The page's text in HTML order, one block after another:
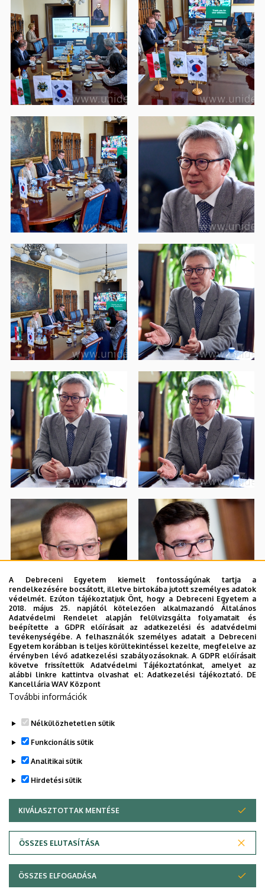
Adatvédelem
Copyright © 2026 Unideb
A Debreceni Egyetem kiemelt fontosságúnak tartja a
rendelkezésére bocsátott, illetve birtokába jutott személyes adatok
védelmét. Ezúton tájékoztatjuk Önt, hogy a Debreceni Egyetem a
2018. május 25. napjától kötelezően alkalmazandó Általános
Adatvédelmi Rendelet alapján felülvizsgálta folyamatait és
beépítette a GDPR előírásait az adatkezelési és adatvédelmi
tevékenységébe. A felhasználók személyes adatait a Debreceni
Egyetem korábban is teljes körültekintéssel kezelte, megfelelve az
érvényben lévő adatkezelési szabályozásoknak. A GDPR előírásait
követve frissítettük Adatvédelmi Tájékoztatónkat, amelyet az
alábbi linkre kattintva olvashat el:Adatkezelési tájékoztató. DE
Kancellária WAV Központ
További információk
Nélkülözhetetlen sütik
Funkcionális sütik
Analitikai sütik
Hirdetési sütik
KIVÁLASZTOTTAK MENTÉSE
ÖSSZES ELUTASÍTÁSA
WITHDRAW CONSENT
ÖSSZES ELFOGADÁSA